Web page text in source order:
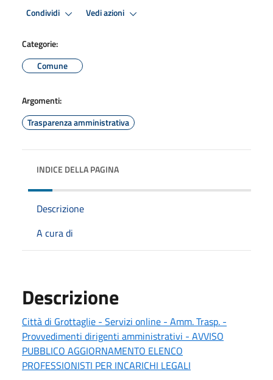
Condividi Vedi azioni
Categorie:
Comune
Argomenti:
Trasparenza amministrativa
INDICE DELLA PAGINA
Descrizione
A cura di
Descrizione
Città di Grottaglie - Servizi online - Amm. Trasp. -
Provvedimenti dirigenti amministrativi - AVVISO
PUBBLICO AGGIORNAMENTO ELENCO
PROFESSIONISTI PER INCARICHI LEGALI